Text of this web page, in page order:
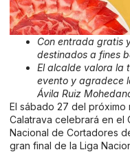
Con entrada gratis
destinados a fines
El alcalde valora la
evento y agradece
Ávila Ruiz
El sábado 27 del próximo
Calatrava celebrará en el
Nacional de Cortadores
gran final de la Liga